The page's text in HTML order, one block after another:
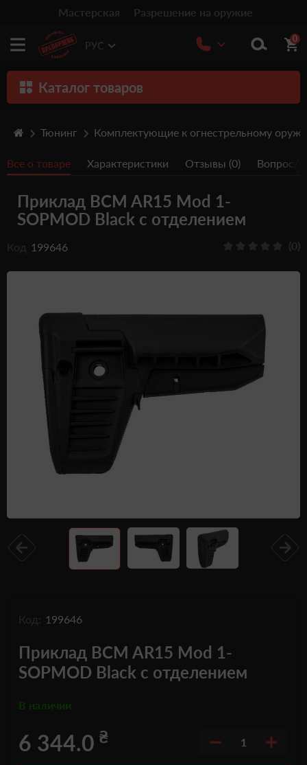
Мастерская Разрешение на оружие
РУС
0
Каталог товаров
Травматическое оружие
Пистолеты
Оптика
Тюнинг
Одежда и обувь
Дроны (БПЛА)
Подарочные Сертификати
Тюнинг Комплектующие к огнестрельному
Все о товаре Характеристики Отзывы (0) Вопрос/
Приклад BCM AR15 Mod 1-
SOPMOD Black с отделением
Код 199646 (0)
Код: 199646
Приклад BCM AR15 Mod 1-
SOPMOD Black с отделением
В наличии
6 344.0 ₴ 1